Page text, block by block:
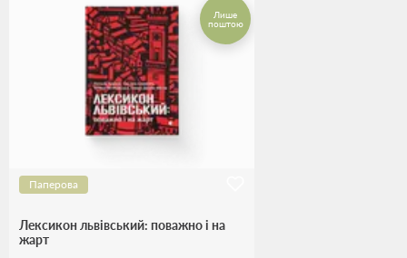
Лише
поштою
Паперова
Лексикон львівський: поважно і на
жарт